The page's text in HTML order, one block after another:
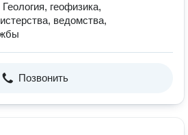
геофизика,
ведомства,
Позвонить